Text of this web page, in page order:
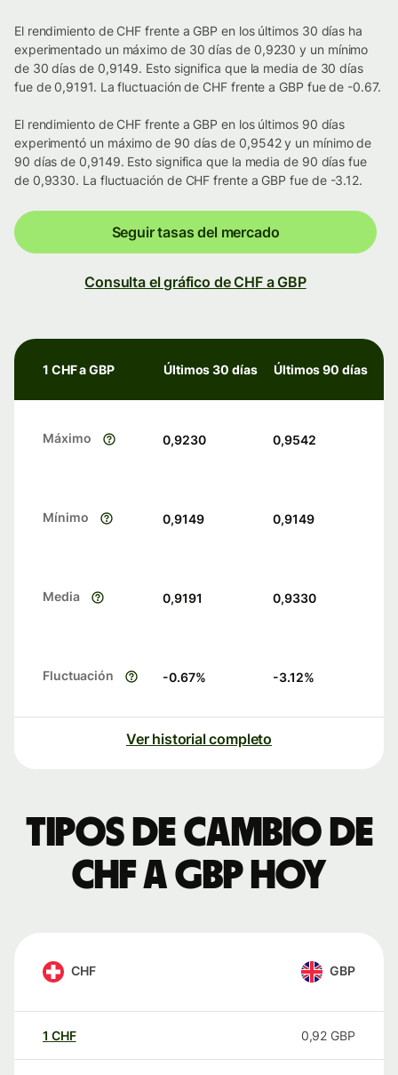
El rendimiento de CHF frente a GBP en los últimos 30 días ha
experimentado un máximo de 30 días de 0,9230 y un mínimo
de 30 días de 0,9149. Esto significa que la media de 30 días
fue de 0,9191. La fluctuación de CHF frente a GBP fue de -0.67.
El rendimiento de CHF frente a GBP en los últimos 90 días
experimentó un máximo de 90 días de 0,9542 y un mínimo de
90 días de 0,9149. Esto significa que la media de 90 días fue
de 0,9330. La fluctuación de CHF frente a GBP fue de -3.12.
Seguir tasas del mercado
Consulta el gráfico de CHF a GBP
1 CHF a GBP Últimos 30 días Últimos 90 días
Máximo 0,9230 0,9542
Mínimo 0,9149 0,9149
Media 0,9191 0,9330
Fluctuación -0.67% -3.12%
Ver historial completo
Tipos de cambio de
CHF a GBP hoy
CHF GBP
1 CHF 0,92 GBP